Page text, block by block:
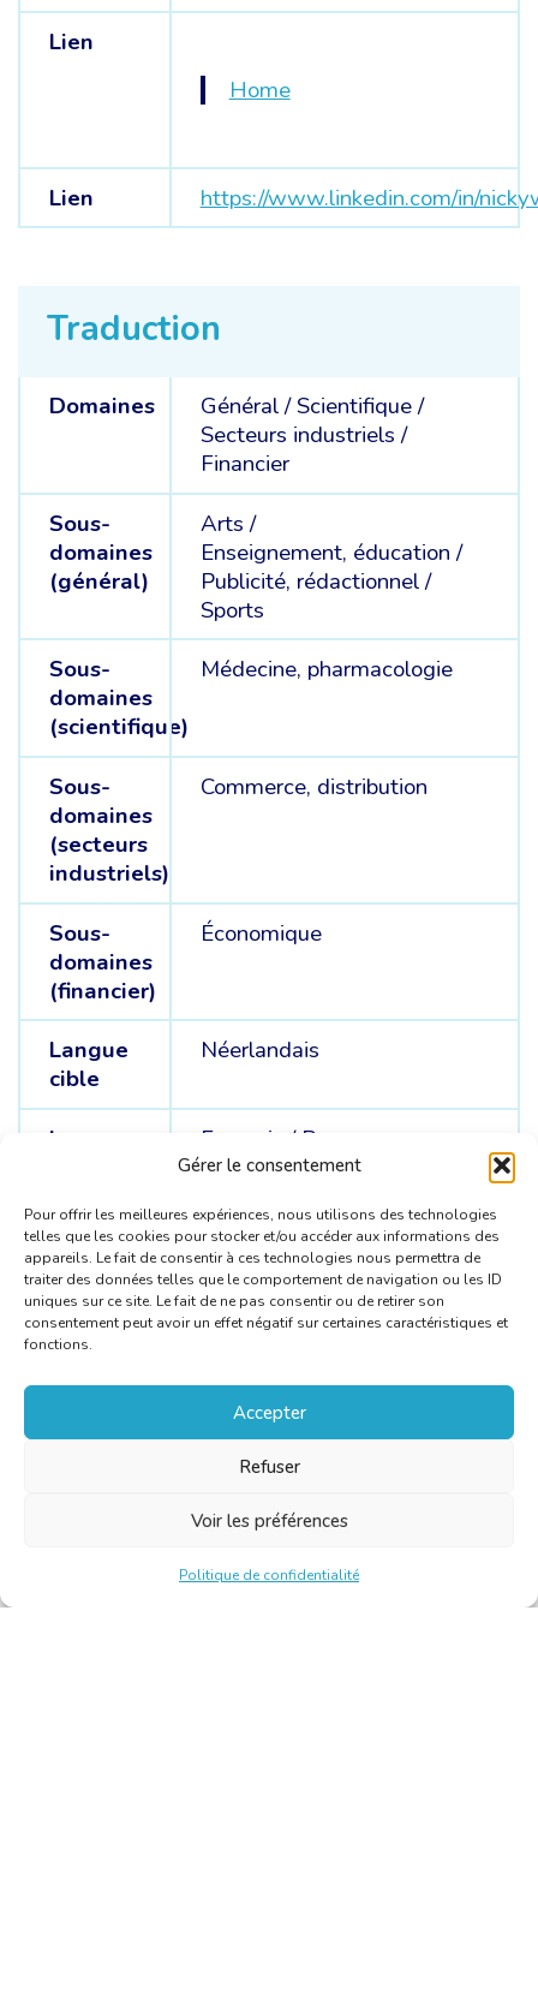
Gérer le consentement
Pour offrir les meilleures expériences, nous utilisons des technologies
telles que les cookies pour stocker et/ou accéder aux informations des
appareils. Le fait de consentir à ces technologies nous permettra de
traiter des données telles que le comportement de navigation ou les ID
uniques sur ce site. Le fait de ne pas consentir ou de retirer son
consentement peut avoir un effet négatif sur certaines caractéristiques et
fonctions.
Accepter
Refuser
Voir les préférences
Politique de confidentialité
Lien
Home
Lien https://www.linkedin.com/in/
Traduction
Domaines Général /Scientifique /
Secteurs industriels /
Financier
Sous-
domaines
(général)
Arts /
Enseignement, éducation /
Publicité, rédactionnel /
Sports
Sous-
domaines
(scientifique)
Médecine, pharmacologie
Sous-
domaines
(secteurs
industriels)
Commerce, distribution
Sous-
domaines
(financier)
Économique
Langue
cible
Néerlandais
Langue
Français / Russe